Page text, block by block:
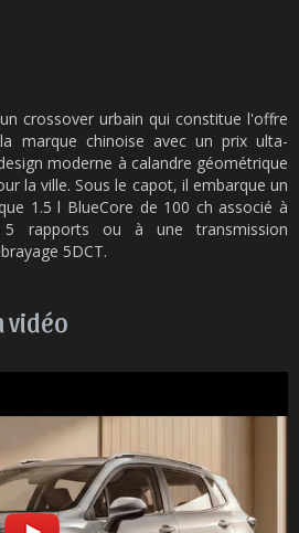
crossover urbain qui constitue l'offre
marque chinoise avec un prix ulta-
moderne à calandre géométrique
la ville. Sous le capot, il embarque un
1.5 l BlueCore de 100 ch associé à
rapports ou à une transmission
5DCT.
vidéo